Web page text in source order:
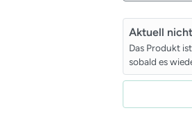
Aktuell
Das Produkt
sobald es